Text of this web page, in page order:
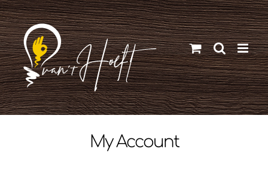
Ga
naar
inhoud
My Account